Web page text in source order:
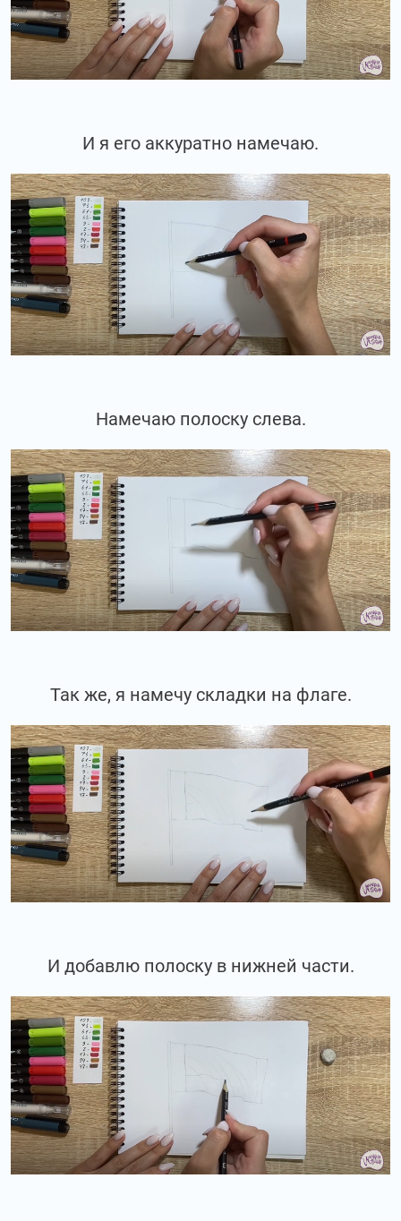
И я его аккуратно намечаю.
Намечаю полоску слева.
Так же, я намечу складки на флаге.
И добавлю полоску в нижней части.